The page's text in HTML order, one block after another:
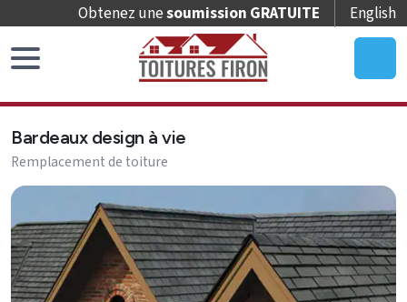
Obtenez unesoumission GRATUITE English
Accueil
Remplacement
de
toit
Bardeaux
architecturaux
à
vie
Bardeaux design à vie
Remplacement de toiture